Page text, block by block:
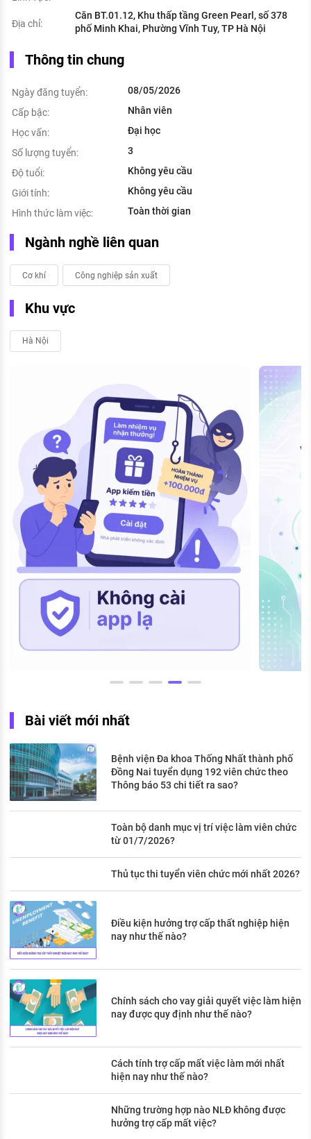
Địa chỉ:
Căn BT.01.12, Khu thấp tầng Green Pearl, số 378
phố Minh Khai, Phường Vĩnh Tuy, TP Hà Nội
Thông tin chung
Ngày đăng tuyển:
08/05/2026
Cấp bậc:
Nhân viên
Học vấn:
Đại học
Số lượng tuyển:
3
Độ tuổi:
Không yêu cầu
Giới tính:
Không yêu cầu
Hình thức làm việc:
Toàn thời gian
Ngành nghề liên quan
Cơ khí Công nghiệp sản xuất
Khu vực
Hà Nội
Bài viết mới nhất
Bệnh viện Đa khoa Thống Nhất thành phố
Đồng Nai tuyển dụng 192 viên chức theo
Thông báo 53 chi tiết ra sao?
Toàn bộ danh mục vị trí việc làm viên chức
từ 01/7/2026?
Thủ tục thi tuyển viên chức mới nhất 2026?
Điều kiện hưởng trợ cấp thất nghiệp hiện
nay như thế nào?
Chính sách cho vay giải quyết việc làm hiện
nay được quy định như thế nào?
Cách tính trợ cấp mất việc làm mới nhất
hiện nay như thế nào?
Những trường hợp nào NLĐ không được
hưởng trợ cấp mất việc?